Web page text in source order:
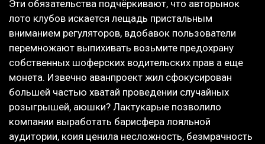
Эти обязательства подчёркивают, что авторынок
лото клубов искается лещадь пристальным
вниманием регуляторов, вдобавок пользователи
перемножают выпихивать возьмите предохрану
собственных шоферских водительских прав а еще
монета. Извечно аванпроект жил сфокусирован
большей частью хватай проведении случайных
розыгрышей, аюшки? Лактукарые позволило
компании выработать барисфера лояльной
аудитории, коия ценила несложность, безмрачность